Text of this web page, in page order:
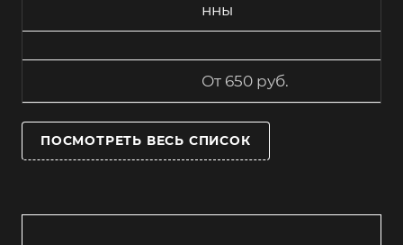
нны
От 650 руб.
ПОСМОТРЕТЬ ВЕСЬ СПИСОК